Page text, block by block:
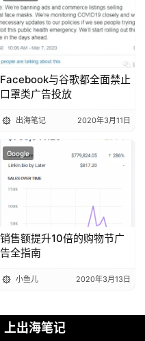
Facebook与谷歌都全面禁止
口罩类广告投放
出海笔记 2020年3月11日
Google
销售额提升10倍的购物节广
告全指南
小鱼儿 2020年3月13日
上出海笔记